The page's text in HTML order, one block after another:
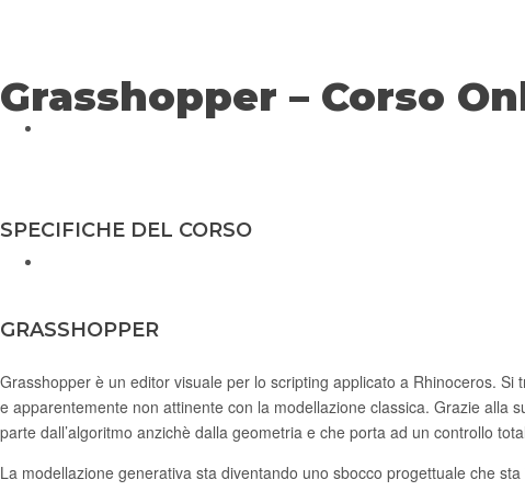
Grasshopper – Corso
SPECIFICHE DEL CORSO
GRASSHOPPER
Grasshopper è un editor visuale per lo scripting applicato a Rhinoceros.
e apparentemente non attinente con la modellazione classica. Grazie alla
parte dall’algoritmo anzichè dalla geometria e che porta ad un controllo
La modellazione generativa sta diventando uno sbocco progettuale che